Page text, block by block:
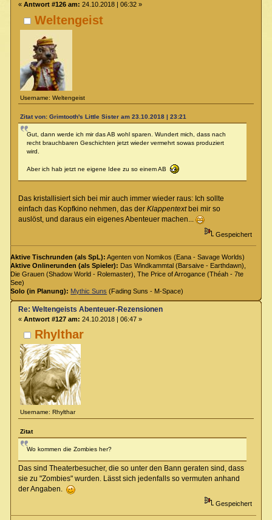
Weltengeist
Username: Weltengeist
« Antwort #126 am: 24.10.2018 | 06:32 »
Zitat von: Grimtooth's Little Sister am 23.10.2018 | 23:21
Gut, dann werde ich mir das AB wohl sparen. Wundert mich, dass nach
recht brauchbaren Geschichten jetzt wieder vermehrt sowas produziert
wird.
Aber ich hab jetzt ne eigene Idee zu so einem AB
Das kristallisiert sich bei mir auch immer wieder raus: Ich sollte
einfach das Kopfkino nehmen, das der Klappentextbei mir so
auslöst, und daraus ein eigenes Abenteuer machen...
Gespeichert
Aktive Tischrunden (als SpL): Agenten von Nomikos (Eana - Savage Worlds)
Aktive Onlinerunden (als Spieler): Das Windkammtal (Barsaive - Earthdawn),
Die Grauen (Shadow World - Rolemaster), The Price of Arrogance (Théah - 7te
See)
Solo (in Planung): Mythic Suns (Fading Suns - M-Space)
Rhylthar
Username: Rhylthar
Re: Weltengeists Abenteuer-Rezensionen
« Antwort #127 am: 24.10.2018 | 06:47 »
Zitat
Wo kommen die Zombies her?
Das sind Theaterbesucher, die so unter den Bann geraten sind, dass
sie zu "Zombies" wurden. Lässt sich jedenfalls so vermuten anhand
der Angaben.
Gespeichert